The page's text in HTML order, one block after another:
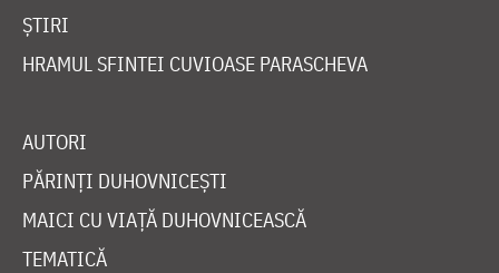
ȘTIRI
HRAMUL SFINTEI CUVIOASE PARASCHEVA
AUTORI
PĂRINȚI DUHOVNICEȘTI
MAICI CU VIAȚĂ DUHOVNICEASCĂ
TEMATICĂ